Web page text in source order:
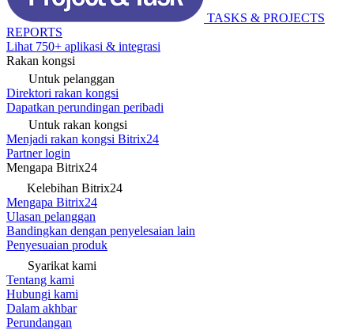
TASKS & PROJECTS
REPORTS
Lihat 750+ aplikasi & integrasi
Rakan kongsi
Untuk pelanggan
Direktori rakan kongsi
Dapatkan perundingan peribadi
Untuk rakan kongsi
Menjadi rakan kongsi Bitrix24
Partner login
Mengapa Bitrix24
Kelebihan Bitrix24
Mengapa Bitrix24
Ulasan pelanggan
Bandingkan dengan penyelesaian lain
Penyesuaian produk
Syarikat kami
Tentang kami
Hubungi kami
Dalam akhbar
Perundangan